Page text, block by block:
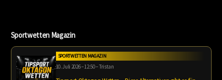
Sportwetten Magazin
SPORTWETTEN MAGAZIN
10. Juli 2026 – 12:50 – Tristan